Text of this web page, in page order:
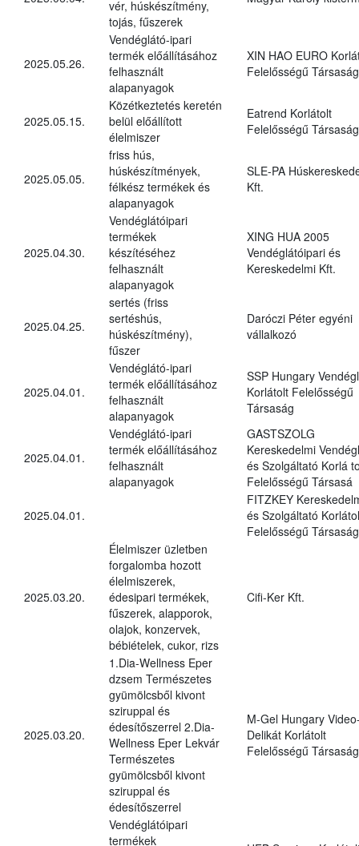
vér, húskészítmény,
tojás, fűszerek
2025.05.26.
Vendéglátó-ipari
termék előállításához
felhasznált
alapanyagok
XIN HAO EURO
Felelősségű Társaság
2025.05.15.
Közétkeztetés keretén
belül előállított
élelmiszer
Eatrend Korlátolt
Felelősségű Társaság
2025.05.05.
friss hús,
húskészítmények,
félkész termékek és
alapanyagok
SLE-PA
Kft.
2025.04.30.
Vendéglátóipari
termékek
készítéséhez
felhasznált
alapanyagok
XING HUA 2005
Vendéglátóipari és
Kereskedelmi Kft.
2025.04.25.
sertés (friss
sertéshús,
húskészítmény),
fűszer
Daróczi Péter egyéni
vállalkozó
2025.04.01.
Vendéglátó-ipari
termék előállításához
felhasznált
alapanyagok
SSP Hungary
Korlátolt Felelősségű
Társaság
2025.04.01.
Vendéglátó-ipari
termék előállításához
felhasznált
alapanyagok
GASTSZOLG
Kereskedelmi
és Szolgáltató Korlá
Felelősségű Társasá
2025.04.01.
FITZKEY
és Szolgáltató
Felelősségű Társaság
2025.03.20.
Élelmiszer üzletben
forgalomba hozott
élelmiszerek,
édesipari termékek,
fűszerek, alapporok,
olajok, konzervek,
bébiételek, cukor, rizs
Cifi-Ker Kft.
2025.03.20.
1.Dia-Wellness Eper
dzsem Természetes
gyümölcsből kivont
sziruppal és
édesítőszerrel 2.Dia-
Wellness Eper Lekvár
Természetes
gyümölcsből kivont
sziruppal és
édesítőszerrel
M-Gel Hungary
Delikát Korlátolt
Felelősségű Társaság
Vendéglátóipari
termékek